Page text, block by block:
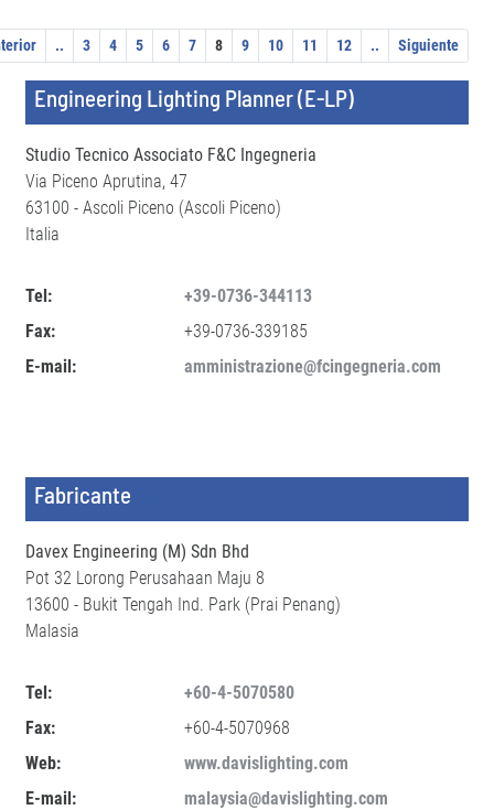
.. 3 4 5 6 7 8 9 10 11 12 .. Siguiente
Engineering Lighting Planner (E-LP)
Studio Tecnico Associato F&C Ingegneria
Via Piceno Aprutina, 47
63100 - Ascoli Piceno (Ascoli Piceno)
Italia
Tel:
+39-0736-344113
Fax:
+39-0736-339185
E-mail:
amministrazione@fcingegneria.com
Fabricante
Davex Engineering (M) Sdn Bhd
Pot 32 Lorong Perusahaan Maju 8
13600 - Bukit Tengah Ind. Park (Prai Penang)
Malasia
Tel:
+60-4-5070580
Fax:
+60-4-5070968
Web:
www.davislighting.com
E-mail:
malaysia@davislighting.com